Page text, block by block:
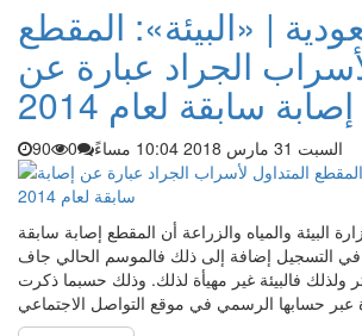
| «البيئة»: المقطع
الجراد عبارة عن
إصابة سابقة لعام 2014
السبت 31 مارس 2018 10:04 مساءً 0
90
البيئة والمياه والزراعة أن المقطع إصابة سابقة
يظهر في التسجيل إضافة إلى ذلك فالموسم الحالي جاف
ولذلك فالبيئة غير مهيأة لذلك. وذلك حسبما ذكرت
عبر حسابها الرسمي في موقع التواصل الاجتماعي